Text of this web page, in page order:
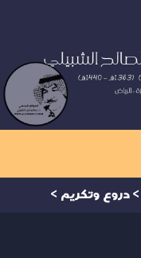
> دروع وتكريم >